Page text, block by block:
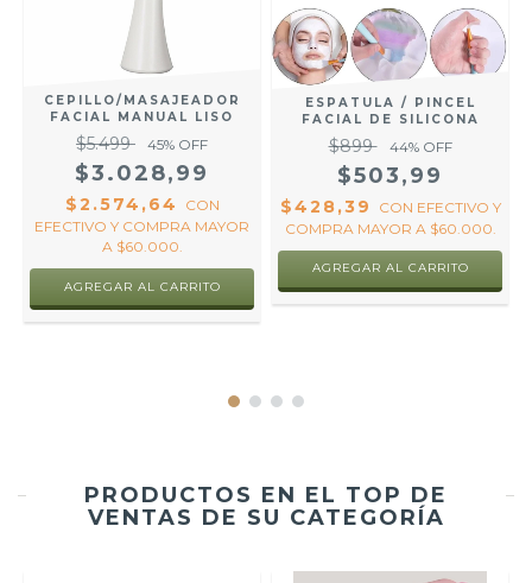
CEPILLO/MASAJEADOR
FACIAL MANUAL LISO
$5.499 45% OFF
$3.028,99
$2.574,64
CON
EFECTIVO Y COMPRA MAYOR
A $60.000.
ESPATULA / PINCEL
FACIAL DE SILICONA
$899 44% OFF
$503,99
$428,39 CON EFECTIVO Y
COMPRA MAYOR A $60.000.
PRODUCTOS EN EL TOP DE
VENTAS DE SU CATEGORÍA